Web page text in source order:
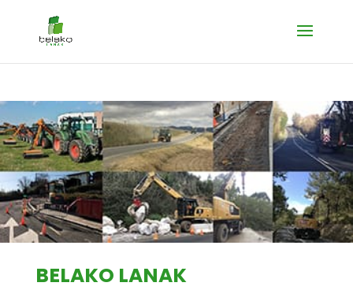
BELAKO LANAK